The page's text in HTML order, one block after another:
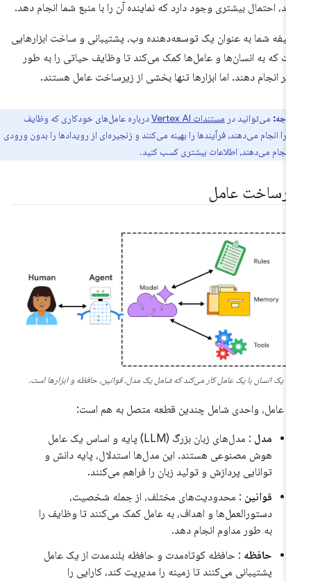
احتمال بیشتری وجود دارد که نماینده آن را با منبع شما انجام دهد.
شما به عنوان یک توسعه‌دهنده وب، پشتیبانی و ساخت ابزارهایی
که به انسان‌ها و عامل‌ها کمک می‌کند تا وظایف حیاتی را به طور
انجام دهند. اما ابزارها تنها بخشی از زیرساخت عامل هستند.
می‌توانید درمستندات Vertex AI
درباره عامل‌های خودکاری که وظایف
را انجام می‌دهند، فرآیندها را بهینه می‌کنند و زنجیره‌ای از رویدادها را بدون ورودی
انجام می‌دهند، اطلاعات بیشتری کسب کنید.
عامل
یک انسان با یک عامل کار می‌کند که شامل یک مدل، قوانین، حافظه و ابزارها است.
عامل، واحدی شامل چندین قطعه متصل به هم است:
مدل
: مدل‌های زبان بزرگ (LLM) پایه و اساس یک عامل
هوش مصنوعی هستند. این مدل‌ها استدلال، پایه دانش و
توانایی پردازش و تولید زبان را فراهم می‌کنند.
قوانین: محدودیت‌های مختلف، از جمله شخصیت،
دستورالعمل‌ها و اهداف، به عامل کمک می‌کنند تا وظایف را
به طور مداوم انجام دهد.
حافظه: حافظه کوتاه‌مدت و حافظه بلندمدت از یک عامل
پشتیبانی می‌کنند تا زمینه را مدیریت کند، کارایی را